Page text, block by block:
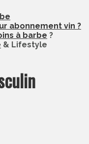
abonnement vin ?
à barbe ?
& Lifestyle